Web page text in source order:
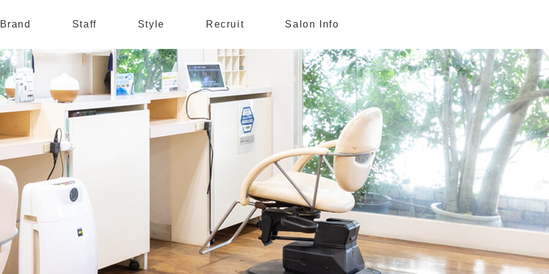
Brand Staff Style Recruit Salon Info